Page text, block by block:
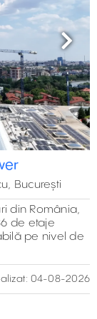
Next
București
din România,
de etaje
pe nivel de
04-08-2026